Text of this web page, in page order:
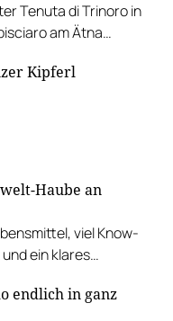
Tenuta di Trinoro in
am Ätna
Kipferl
Haube an
viel Know-
ein klares
Umwelt-Haube
endlich in ganz